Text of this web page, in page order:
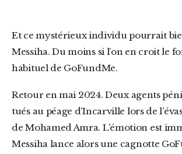
Et ce mystérieux individu pourrait bien être… Jean
Messiha. Du moins si l’on en croit le
habituel de GoFundMe.
Retour en mai 2024. Deux agents pénitentiaires sont
tués au péage d’Incarville lors de
de Mohamed Amra. L’émotion est
Messiha lance alors une cagnotte